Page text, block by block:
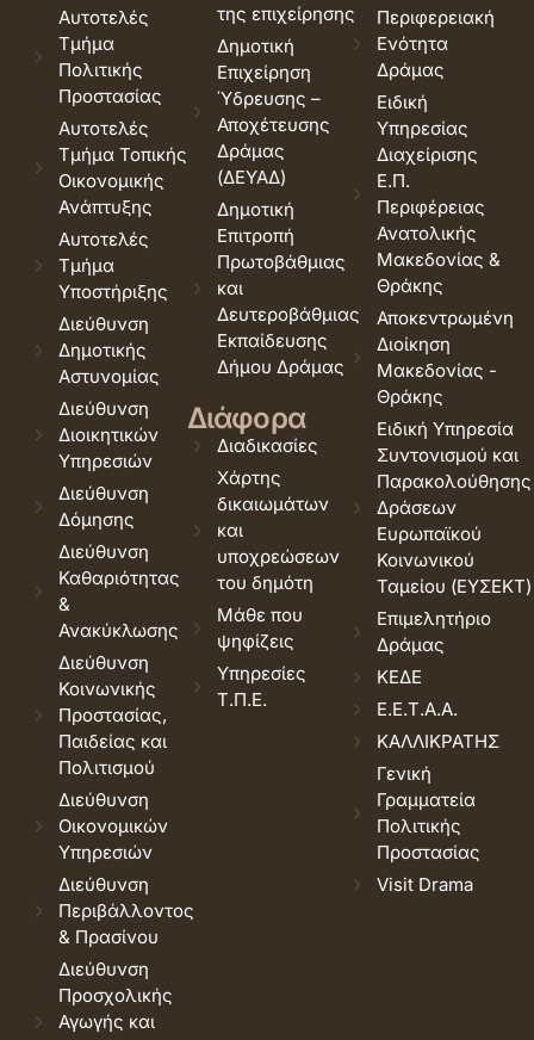
Αυτοτελές
Τμήμα
Πολιτικής
Προστασίας
Αυτοτελές
Τμήμα Τοπικής
Οικονομικής
Ανάπτυξης
Αυτοτελές
Τμήμα
Υποστήριξης
Διεύθυνση
Δημοτικής
Αστυνομίας
Διεύθυνση
Διοικητικών
Υπηρεσιών
Διεύθυνση
Δόμησης
Διεύθυνση
Καθαριότητας
&
Ανακύκλωσης
Διεύθυνση
Κοινωνικής
Προστασίας,
Παιδείας και
Πολιτισμού
Διεύθυνση
Οικονομικών
Υπηρεσιών
Διεύθυνση
Περιβάλλοντος
& Πρασίνου
Διεύθυνση
Προσχολικής
Αγωγής και
της επιχείρησης
Δημοτική
Επιχείρηση
Ύδρευσης –
Αποχέτευσης
Δράμας
(ΔΕΥΑΔ)
Δημοτική
Επιτροπή
Πρωτοβάθμιας
και
Δευτεροβάθμιας
Εκπαίδευσης
Δήμου Δράμας
Διάφορα
Διαδικασίες
Χάρτης
δικαιωμάτων
και
υποχρεώσεων
του δημότη
Μάθε που
ψηφίζεις
Υπηρεσίες
Τ.Π.Ε.
Περιφερειακή
Ενότητα
Δράμας
Ειδική
Υπηρεσίας
Διαχείρισης
Ε.Π.
Περιφέρειας
Ανατολικής
Μακεδονίας &
Θράκης
Αποκεντρωμένη
Διοίκηση
Μακεδονίας -
Θράκης
Ειδική Υπηρεσία
Συντονισμού και
Παρακολούθησης
Δράσεων
Ευρωπαϊκού
Κοινωνικού
Ταμείου (ΕΥΣΕΚΤ)
Επιμελητήριο
Δράμας
ΚΕΔΕ
Ε.Ε.Τ.Α.Α.
ΚΑΛΛΙΚΡΑΤΗΣ
Γενική
Γραμματεία
Πολιτικής
Προστασίας
Visit Drama